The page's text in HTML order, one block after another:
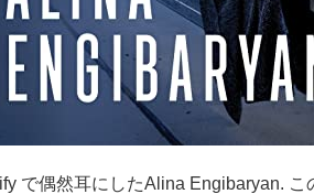
で偶然耳にしたAlina Engibaryan.